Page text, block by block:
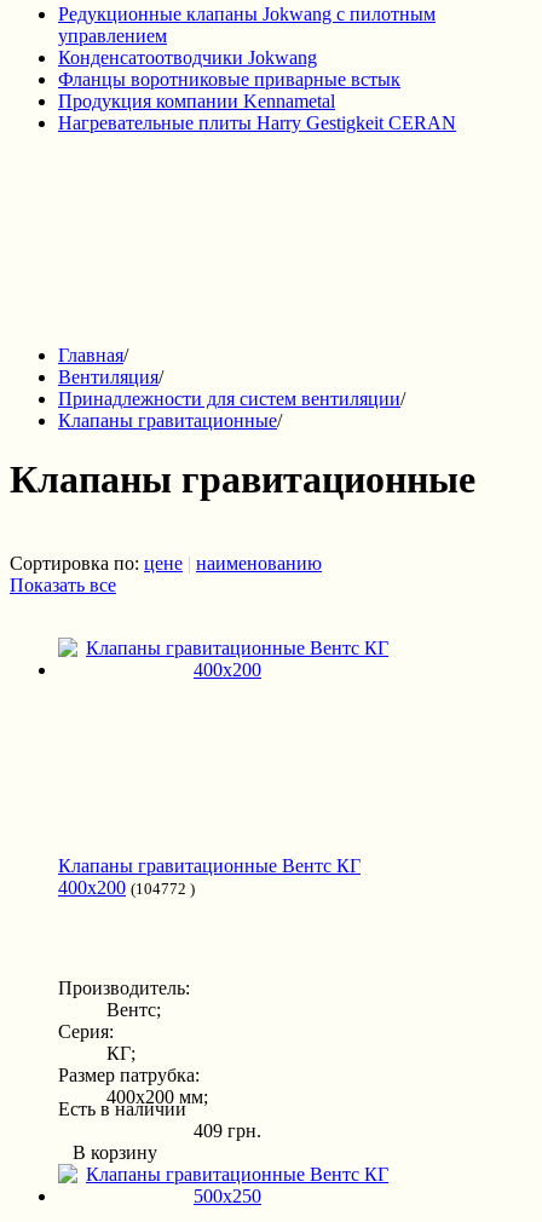
Редукционные клапаны Jokwang с пилотным
управлением
Конденсатоотводчики Jokwang
Фланцы воротниковые приварные встык
Продукция компании Kennametal
Нагревательные плиты Harry Gestigkeit CERAN
Главная/
Вентиляция/
Принадлежности для систем вентиляции/
Клапаны гравитационные/
Клапаны гравитационные
Сортировка по: цене | наименованию
Показать все
Клапаны гравитационные Вентс КГ
400x200 (104772 )
Производитель:
Вентс;
Серия:
КГ;
Размер патрубка:
400x200 мм;
Есть в наличии
409 грн.
В корзину